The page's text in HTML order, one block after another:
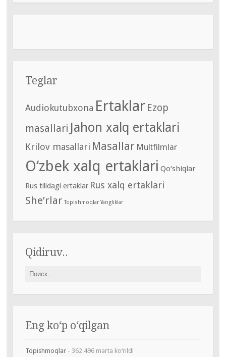
Teglar
Audiokutubxona Ertaklar Ezop
masallari Jahon xalq ertaklari
Krilov masallari Masallar Multfilmlar
O‘zbek xalq ertaklari Qo‘shiqlar
Rus tilidagi ertaklar Rus xalq ertaklari
She’rlar Topishmoqlar Yangliklar
Qidiruv..
Найти:
Eng ko‘p o‘qilgan
Topishmoqlar- 362 496 marta ko‘rildi